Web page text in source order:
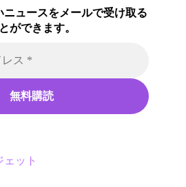
ニュースをメールで受け取る
ができます。
ット